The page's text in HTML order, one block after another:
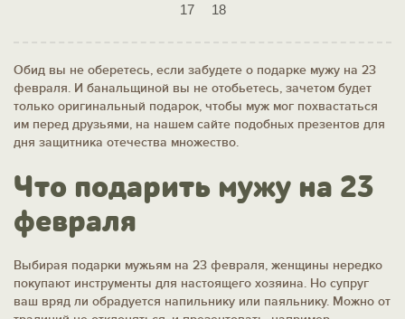
17
18
Обид вы не оберетесь, если забудете о подарке мужу на 23
февраля. И банальщиной вы не отобьетесь, зачетом будет
только оригинальный подарок, чтобы муж мог похвастаться
им перед друзьями, на нашем сайте подобных презентов для
дня защитника отечества множество.
Что подарить мужу на 23
февраля
Выбирая подарки мужьям на 23 февраля, женщины нередко
покупают инструменты для настоящего хозяина. Но супруг
ваш вряд ли обрадуется напильнику или паяльнику. Можно от